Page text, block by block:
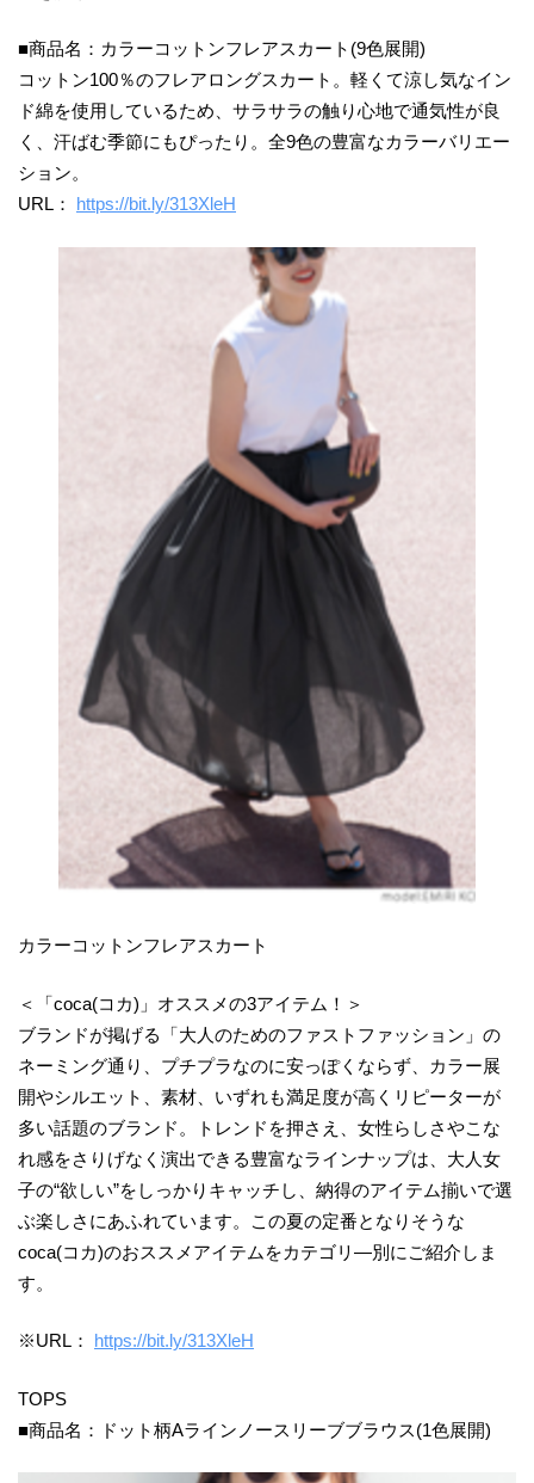
■商品名：カラーコットンフレアスカート(9色展開)
コットン100％のフレアロングスカート。軽くて涼し気なイン
ド綿を使用しているため、サラサラの触り心地で通気性が良
く、汗ばむ季節にもぴったり。全9色の豊富なカラーバリエー
ション。
URL： https://bit.ly/313XleH
カラーコットンフレアスカート
＜「coca(コカ)」オススメの3アイテム！＞
ブランドが掲げる「大人のためのファストファッション」の
ネーミング通り、プチプラなのに安っぽくならず、カラー展
開やシルエット、素材、いずれも満足度が高くリピーターが
多い話題のブランド。トレンドを押さえ、女性らしさやこな
れ感をさりげなく演出できる豊富なラインナップは、大人女
子の“欲しい”をしっかりキャッチし、納得のアイテム揃いで選
ぶ楽しさにあふれています。この夏の定番となりそうな
coca(コカ)のおススメアイテムをカテゴリ―別にご紹介しま
す。
※URL： https://bit.ly/313XleH
TOPS
■商品名：ドット柄Aラインノースリーブブラウス(1色展開)